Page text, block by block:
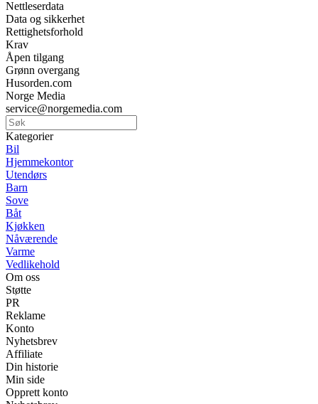
Nettleserdata
Data og sikkerhet
Rettighetsforhold
Krav
Åpen tilgang
Grønn overgang
Husorden.com
Norge Media
service@norgemedia.com
Kategorier
Bil
Hjemmekontor
Utendørs
Barn
Sove
Båt
Kjøkken
Nåværende
Varme
Vedlikehold
Om oss
Støtte
PR
Reklame
Konto
Nyhetsbrev
Affiliate
Din historie
Min side
Opprett konto